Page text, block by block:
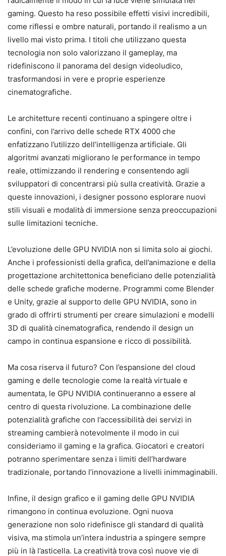
gaming. Questo ha reso possibile effetti visivi incredibili,
come riflessi e ombre naturali, portando il realismo a un
livello mai visto prima. I titoli che utilizzano questa
tecnologia non solo valorizzano il gameplay, ma
ridefiniscono il panorama del design videoludico,
trasformandosi in vere e proprie esperienze
cinematografiche.
Le architetture recenti continuano a spingere oltre i
confini, con l’arrivo delle schede RTX 4000 che
enfatizzano l’utilizzo dell’intelligenza artificiale. Gli
algoritmi avanzati migliorano le performance in tempo
reale, ottimizzando il rendering e consentendo agli
sviluppatori di concentrarsi più sulla creatività. Grazie a
queste innovazioni, i designer possono esplorare nuovi
stili visuali e modalità di immersione senza preoccupazioni
sulle limitazioni tecniche.
L’evoluzione delle GPU NVIDIA non si limita solo ai giochi.
Anche i professionisti della grafica, dell’animazione e della
progettazione architettonica beneficiano delle potenzialità
delle schede grafiche moderne. Programmi come Blender
e Unity, grazie al supporto delle GPU NVIDIA, sono in
grado di offrirti strumenti per creare simulazioni e modelli
3D di qualità cinematografica, rendendo il design un
campo in continua espansione e ricco di possibilità.
Ma cosa riserva il futuro? Con l’espansione del cloud
gaming e delle tecnologie come la realtà virtuale e
aumentata, le GPU NVIDIA continueranno a essere al
centro di questa rivoluzione. La combinazione delle
potenzialità grafiche con l’accessibilità dei servizi in
streaming cambierà notevolmente il modo in cui
consideriamo il gaming e la grafica. Giocatori e creatori
potranno sperimentare senza i limiti dell’hardware
tradizionale, portando l’innovazione a livelli inimmaginabili.
Infine, il design grafico e il gaming delle GPU NVIDIA
rimangono in continua evoluzione. Ogni nuova
generazione non solo ridefinisce gli standard di qualità
visiva, ma stimola un’intera industria a spingere sempre
più in là l’asticella. La creatività trova così nuove vie di